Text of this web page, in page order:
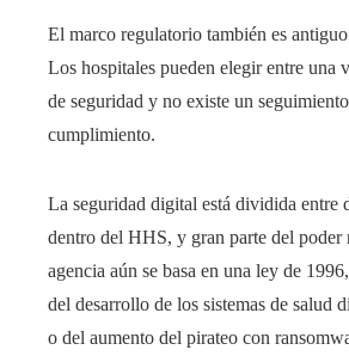
El marco regulatorio también es
Los hospitales pueden elegir entre una
de seguridad y no existe un
cumplimiento.
La seguridad digital está dividida entre
dentro del HHS, y gran parte del poder
agencia aún se basa en una ley de
del desarrollo de los sistemas de salud
o del aumento del pirateo con